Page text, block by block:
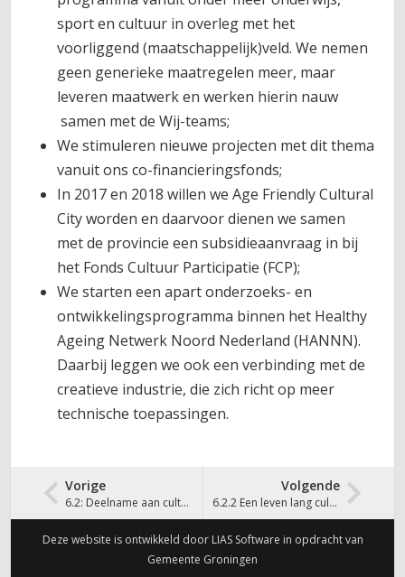
sport en cultuur in overleg met het
voorliggend (maatschappelijk)veld. We nemen
geen generieke maatregelen meer, maar
leveren maatwerk en werken hierin nauw
samen met de Wij-teams;
We stimuleren nieuwe projecten met dit thema
vanuit ons co-financieringsfonds;
In 2017 en 2018 willen we Age Friendly Cultural
City worden en daarvoor dienen we samen
met de provincie een subsidieaanvraag in bij
het Fonds Cultuur Participatie (FCP);
We starten een apart onderzoeks- en
ontwikkelingsprogramma binnen het Healthy
Ageing Netwerk Noord Nederland (HANNN).
Daarbij leggen we ook een verbinding met de
creatieve industrie, die zich richt op meer
technische toepassingen.
Vorige
6.2: Deelname aan cultuur
Volgende
6.2.2 Een leven lang cultuur
Deze website is ontwikkeld door LIAS Software in opdracht van
Gemeente Groningen